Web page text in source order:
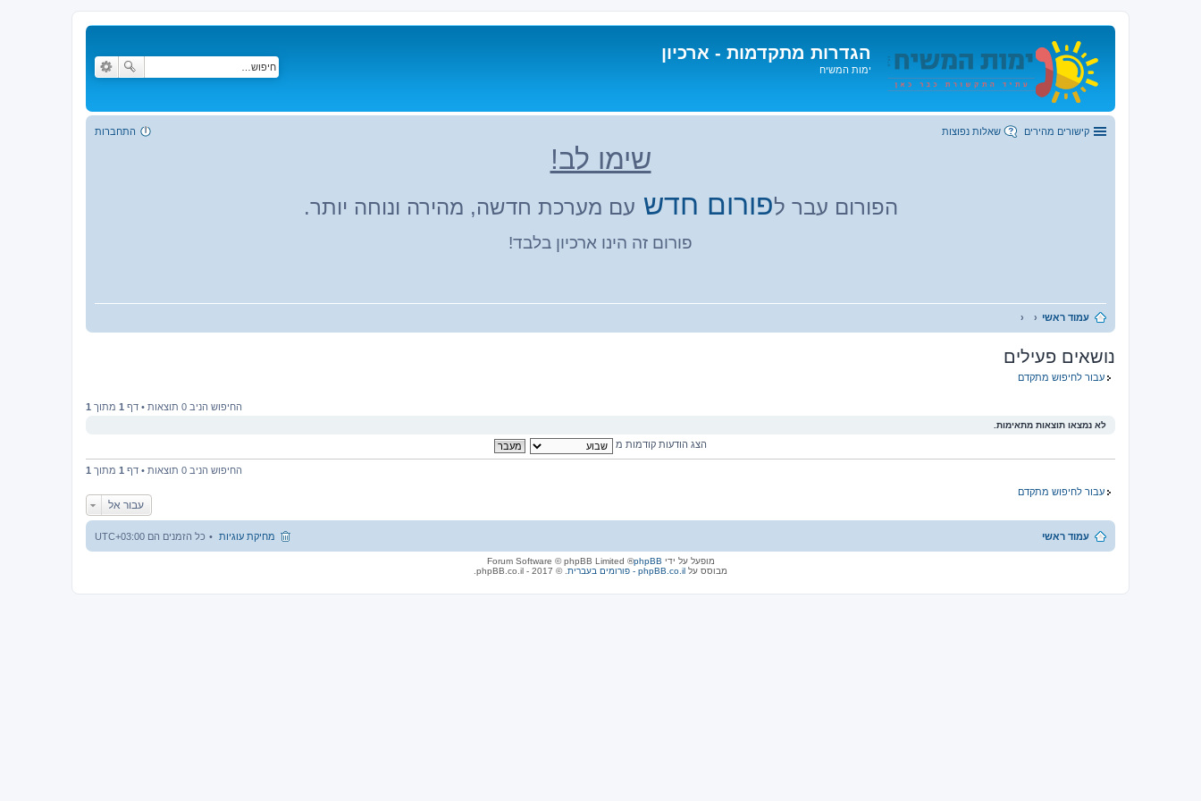
הגדרות מתקדמות - ארכיון
ימות המשיח
קישורים מהירים שאלות נפוצות התחברות
שימו לב!
הפורום עבר לפורום חדש עם מערכת חדשה, מהירה ונוחה יותר.
פורום זה הינו ארכיון בלבד!
עמוד ראשי
נושאים פעילים
עבור לחיפוש מתקדם
החיפוש הניב 0 תוצאות • דף 1 מתוך 1
לא נמצאו תוצאות מתאימות.
הצג הודעות קודמות מ
החיפוש הניב 0 תוצאות • דף 1 מתוך 1
עבור לחיפוש מתקדם
עבור אל
עמוד ראשי כל הזמנים הם UTC+03:00 מחיקת עוגיות
מופעל על ידי phpBB
® Forum Software © phpBB Limited
מבוסס על phpBB.co.il - פורומים בעברית . © 2017 - phpBB.co.il.